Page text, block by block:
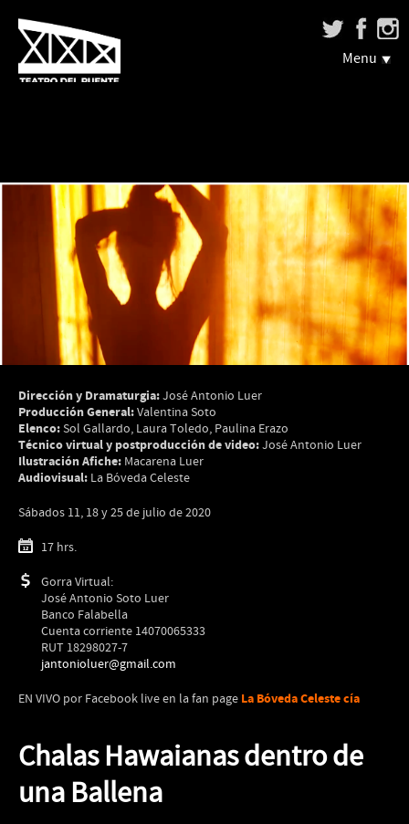
Menu
Dirección y Dramaturgia:José Antonio Luer
Producción General:Valentina Soto
Elenco:Sol Gallardo, Laura Toledo, Paulina Erazo
Técnico virtual y postproducción de video:José Antonio Luer
Ilustración Afiche: Macarena Luer
Audiovisual: La Bóveda Celeste
Sábados 11, 18 y 25 de julio de 2020
17 hrs.
Gorra Virtual:
José Antonio Soto Luer
Banco Falabella
Cuenta corriente 14070065333
RUT 18298027-7
jantonioluer@gmail.com
EN VIVO por Facebook live en la fan page La Bóveda Celeste cía
Chalas Hawaianas dentro de
una Ballena